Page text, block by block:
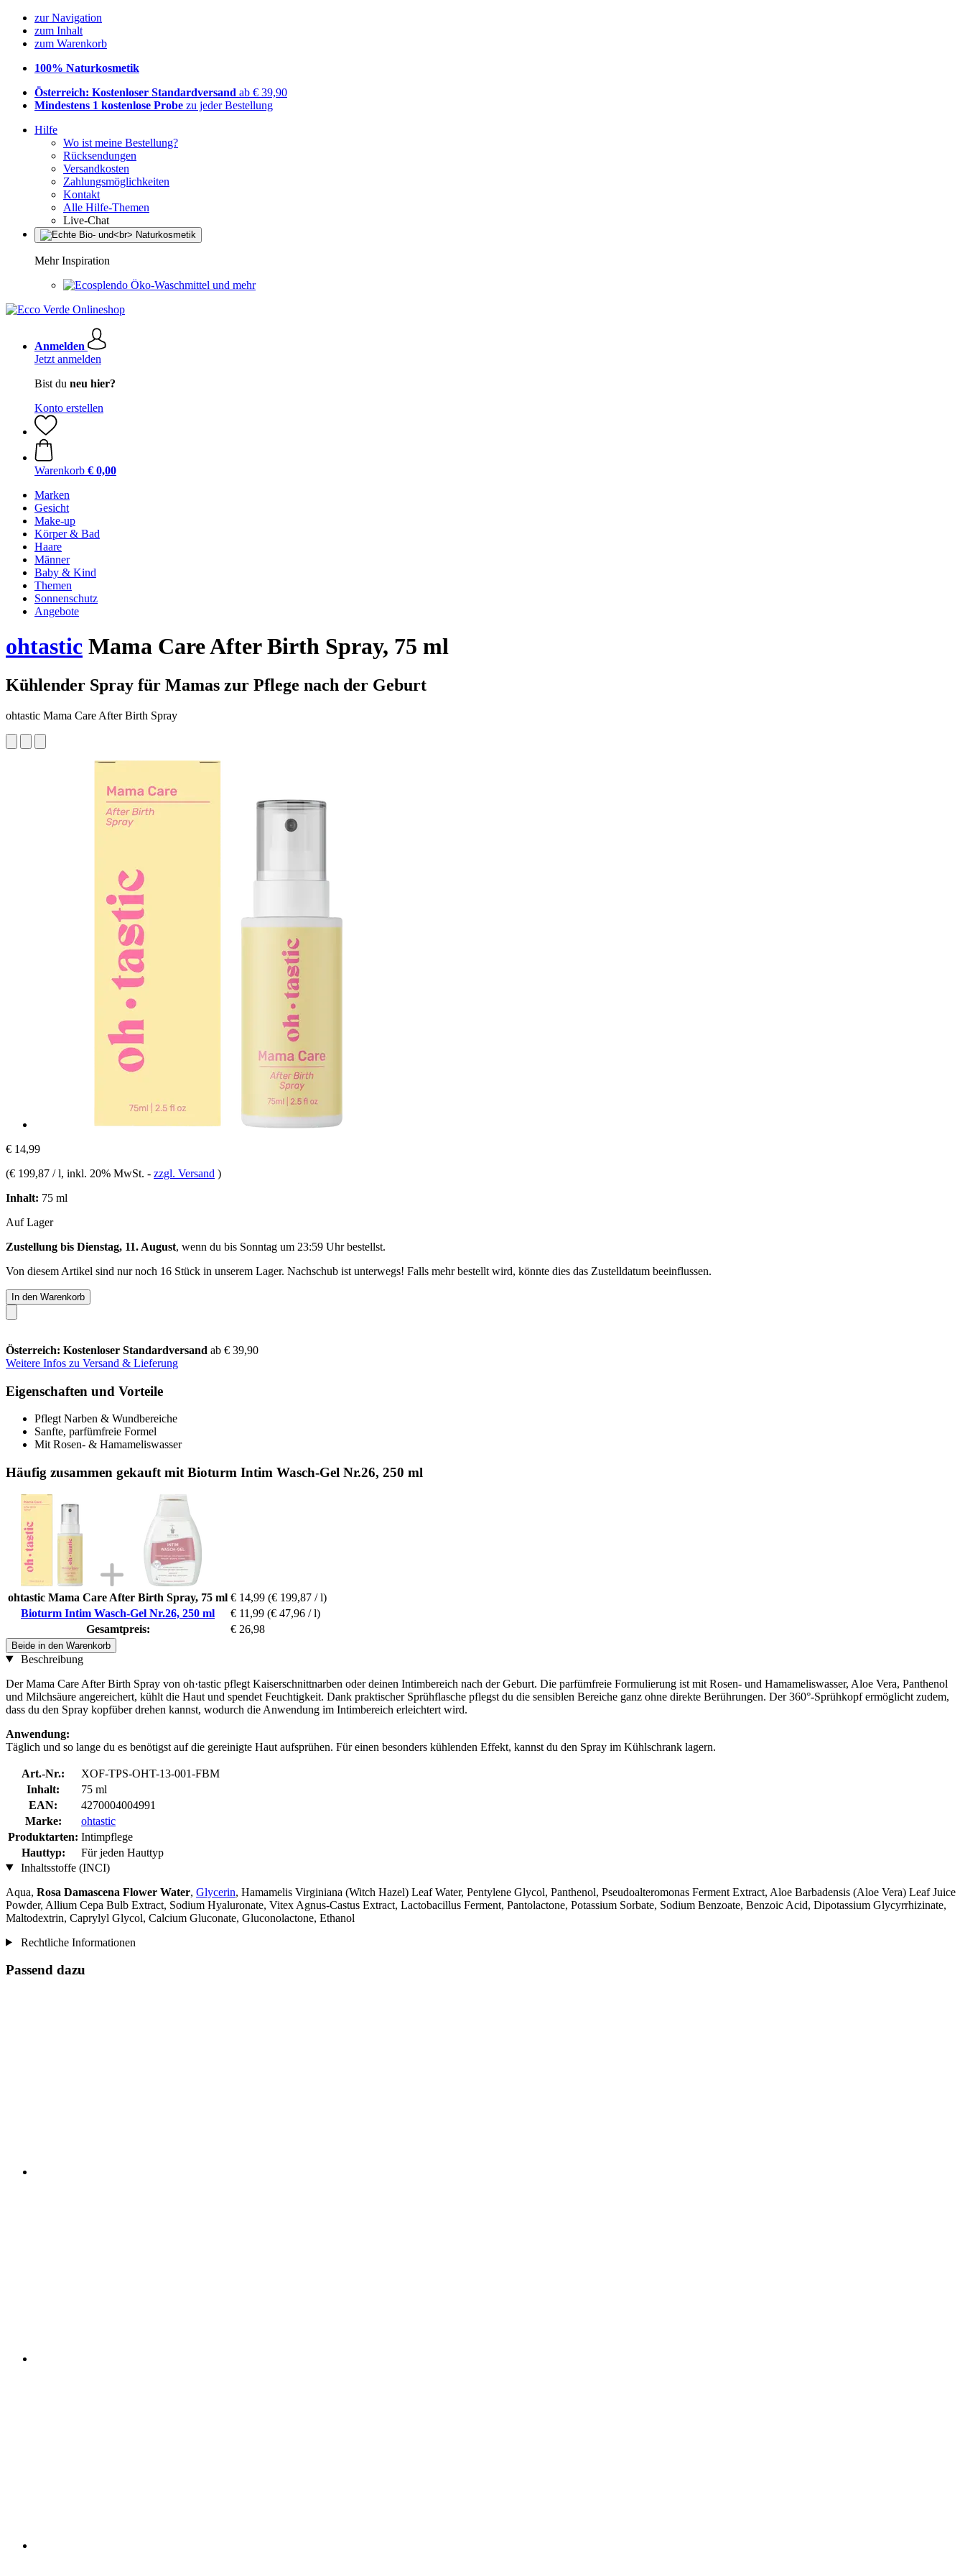
zur Navigation
zum Inhalt
zum Warenkorb
100% Naturkosmetik
Österreich: Kostenloser Standardversand ab € 39,90
Mindestens 1 kostenlose Probe zu jeder Bestellung
Hilfe
Wo ist meine Bestellung?
Rücksendungen
Versandkosten
Zahlungsmöglichkeiten
Kontakt
Alle Hilfe-Themen
Live-Chat
Mehr Inspiration
Öko-Waschmittel und mehr
Anmelden
Jetzt anmelden
Bist du neu hier?
Konto erstellen
Warenkorb € 0,00
Marken
Gesicht
Make-up
Körper & Bad
Haare
Männer
Baby & Kind
Themen
Sonnenschutz
Angebote
ohtastic Mama Care After Birth Spray, 75 ml
Kühlender Spray für Mamas zur Pflege nach der Geburt
ohtastic Mama Care After Birth Spray
€ 14,99
(€ 199,87 / l, inkl. 20% MwSt. - zzgl. Versand )
Inhalt: 75 ml
Auf Lager
Zustellung bis Dienstag, 11. August, wenn du bis Sonntag um 23:59 Uhrbestellst.
Von diesem Artikel sind nur noch 16 Stück in unserem Lager. Nachschub ist unterwegs! Falls mehr bestellt wird, könnte dies das Zustelldatum beeinflussen.
In den Warenkorb
Österreich: Kostenloser Standardversand ab € 39,90
Weitere Infos zu Versand & Lieferung
Eigenschaften und Vorteile
Pflegt Narben & Wundbereiche
Sanfte, parfümfreie Formel
Mit Rosen- & Hamameliswasser
Häufig zusammen gekauft mit Bioturm Intim Wasch-Gel Nr.26, 250 ml
ohtastic Mama Care After Birth Spray, 75 ml € 14,99 (€ 199,87 / l)
Bioturm Intim Wasch-Gel Nr.26, 250 ml
€ 11,99 (€ 47,96 / l)
Gesamtpreis:
€ 26,98
Beide in den Warenkorb
Beschreibung
Der Mama Care After Birth Spray von oh·tastic pflegt Kaiserschnittnarben oder deinen Intimbereich nach der Geburt. Die parfümfreie Formulierung ist mit Rosen- und Hamameliswasser, Aloe Vera, Panthenol
und Milchsäure angereichert, kühlt die Haut und spendet Feuchtigkeit. Dank praktischer Sprühflasche pflegst du die sensiblen Bereiche ganz ohne direkte Berührungen. Der 360°-Sprühkopf ermöglicht zudem,
dass du den Spray kopfüber drehen kannst, wodurch die Anwendung im Intimbereich erleichtert wird.
Anwendung:
Täglich und so lange du es benötigst auf die gereinigte Haut aufsprühen. Für einen besonders kühlenden Effekt, kannst du den Spray im Kühlschrank lagern.
Art.-Nr.:
XOF-TPS-OHT-13-001-FBM
Inhalt:
75 ml
EAN:
4270004004991
Marke:
ohtastic
Produktarten: Intimpflege
Hauttyp:
Für jeden Hauttyp
Inhaltsstoffe (INCI)
Aqua, Rosa Damascena Flower Water, Glycerin, Hamamelis Virginiana (Witch Hazel) Leaf Water, Pentylene Glycol, Panthenol, Pseudoalteromonas Ferment Extract, Aloe Barbadensis (Aloe Vera) Leaf Juice
Powder, Allium Cepa Bulb Extract, Sodium Hyaluronate, Vitex Agnus-Castus Extract, Lactobacillus Ferment, Pantolactone, Potassium Sorbate, Sodium Benzoate, Benzoic Acid, Dipotassium Glycyrrhizinate,
Maltodextrin, Caprylyl Glycol, Calcium Gluconate, Gluconolactone, Ethanol
Rechtliche Informationen
Passend dazu